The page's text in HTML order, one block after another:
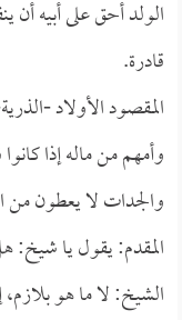
الولد أحق على أبيه
قادرة.
المقصود الأولاد -
وأمهم من ماله إذا
والجدات لا يعطون من
المقدم: يقول يا
الشيخ: لا ما هو بلازم،